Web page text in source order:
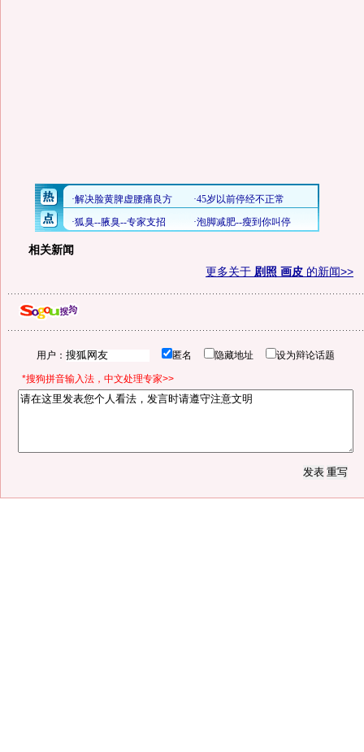
相关新闻
更多关于 剧照 画皮 的新闻>>
用户： 匿名 隐藏地址 设为辩论话题
*搜狗拼音输入法，中文处理专家>>